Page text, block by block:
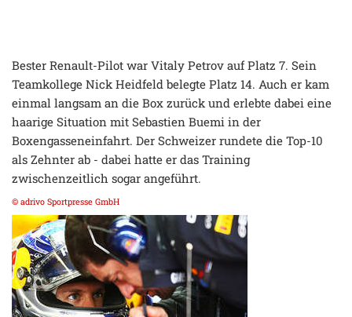
Bester Renault-Pilot war Vitaly Petrov auf Platz 7. Sein
Teamkollege Nick Heidfeld belegte Platz 14. Auch er kam
einmal langsam an die Box zurück und erlebte dabei eine
haarige Situation mit Sebastien Buemi in der
Boxengasseneinfahrt. Der Schweizer rundete die Top-10
als Zehnter ab - dabei hatte er das Training
zwischenzeitlich sogar angeführt.
© adrivo Sportpresse GmbH